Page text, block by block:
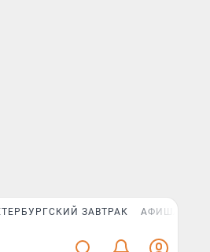
ЗАВТРАК АФИША PLUS